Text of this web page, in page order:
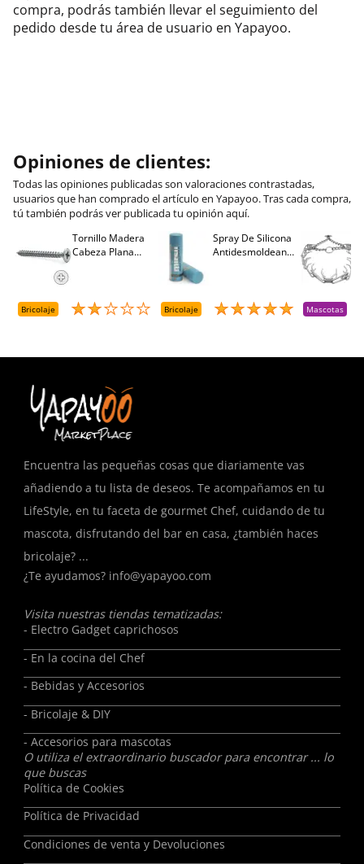
compra, podrás también llevar el seguimiento del
pedido desde tu área de usuario en Yapayoo.
Opiniones de clientes:
Todas las opiniones publicadas son valoraciones contrastadas,
usuarios que han comprado el artículo en Yapayoo. Tras cada compra,
tú también podrás ver publicada tu opinión aquí.
Tornillo Madera
Cabeza Plana
Bricolaje
Spray De Silicona
Antidesmoldeante
Bricolaje Mascotas
Encuentra las pequeñas cosas que diariamente vas
añadiendo a tu lista de deseos. Te acompañamos en tu
LifeStyle, en tu faceta de gourmet Chef, cuidando de tu
mascota, disfrutando del bar en casa, ¿también haces
bricolaje? ...
¿Te ayudamos? info@yapayoo.com
Visita nuestras tiendas tematizadas:
- Electro Gadget caprichosos
- En la cocina del Chef
- Bebidas y Accesorios
- Bricolaje & DIY
- Accesorios para mascotas
O utiliza el extraordinario buscador para encontrar ... lo
que buscas
Política de Cookies
Política de Privacidad
Condiciones de venta y Devoluciones